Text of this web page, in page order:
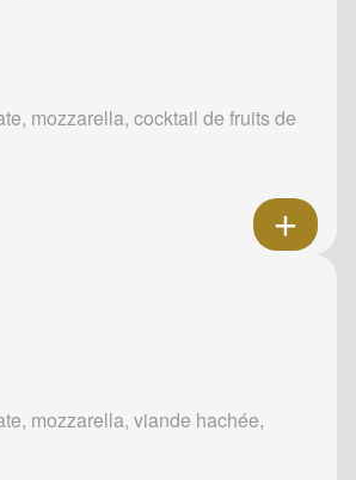
mozzarella, cocktail de fruits de
mozzarella, viande hachée,